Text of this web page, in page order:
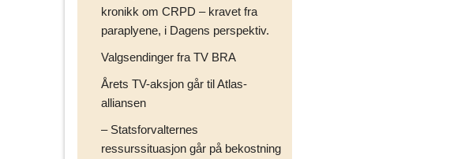
kronikk om CRPD – kravet fra
paraplyene, i Dagens perspektiv.
Valgsendinger fra TV BRA
Årets TV-aksjon går til Atlas-
alliansen
– Statsforvalternes
ressurssituasjon går på bekostning